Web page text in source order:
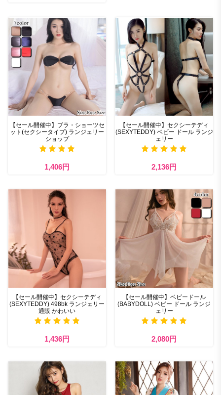
【セール開催中】ブラ・ショーツセ
ット(セクシータイプ) ランジェリー
ショップ
1,406円
【セール開催中】セクシーテディ
(SEXYTEDDY) ベビー ドール ランジ
ェリー
2,136円
【セール開催中】セクシーテディ
(SEXYTEDDY) 498bk ランジェリー
通販 かわいい
1,436円
【セール開催中】ベビードール
(BABYDOLL) ベビー ドール ランジ
ェリー
2,080円